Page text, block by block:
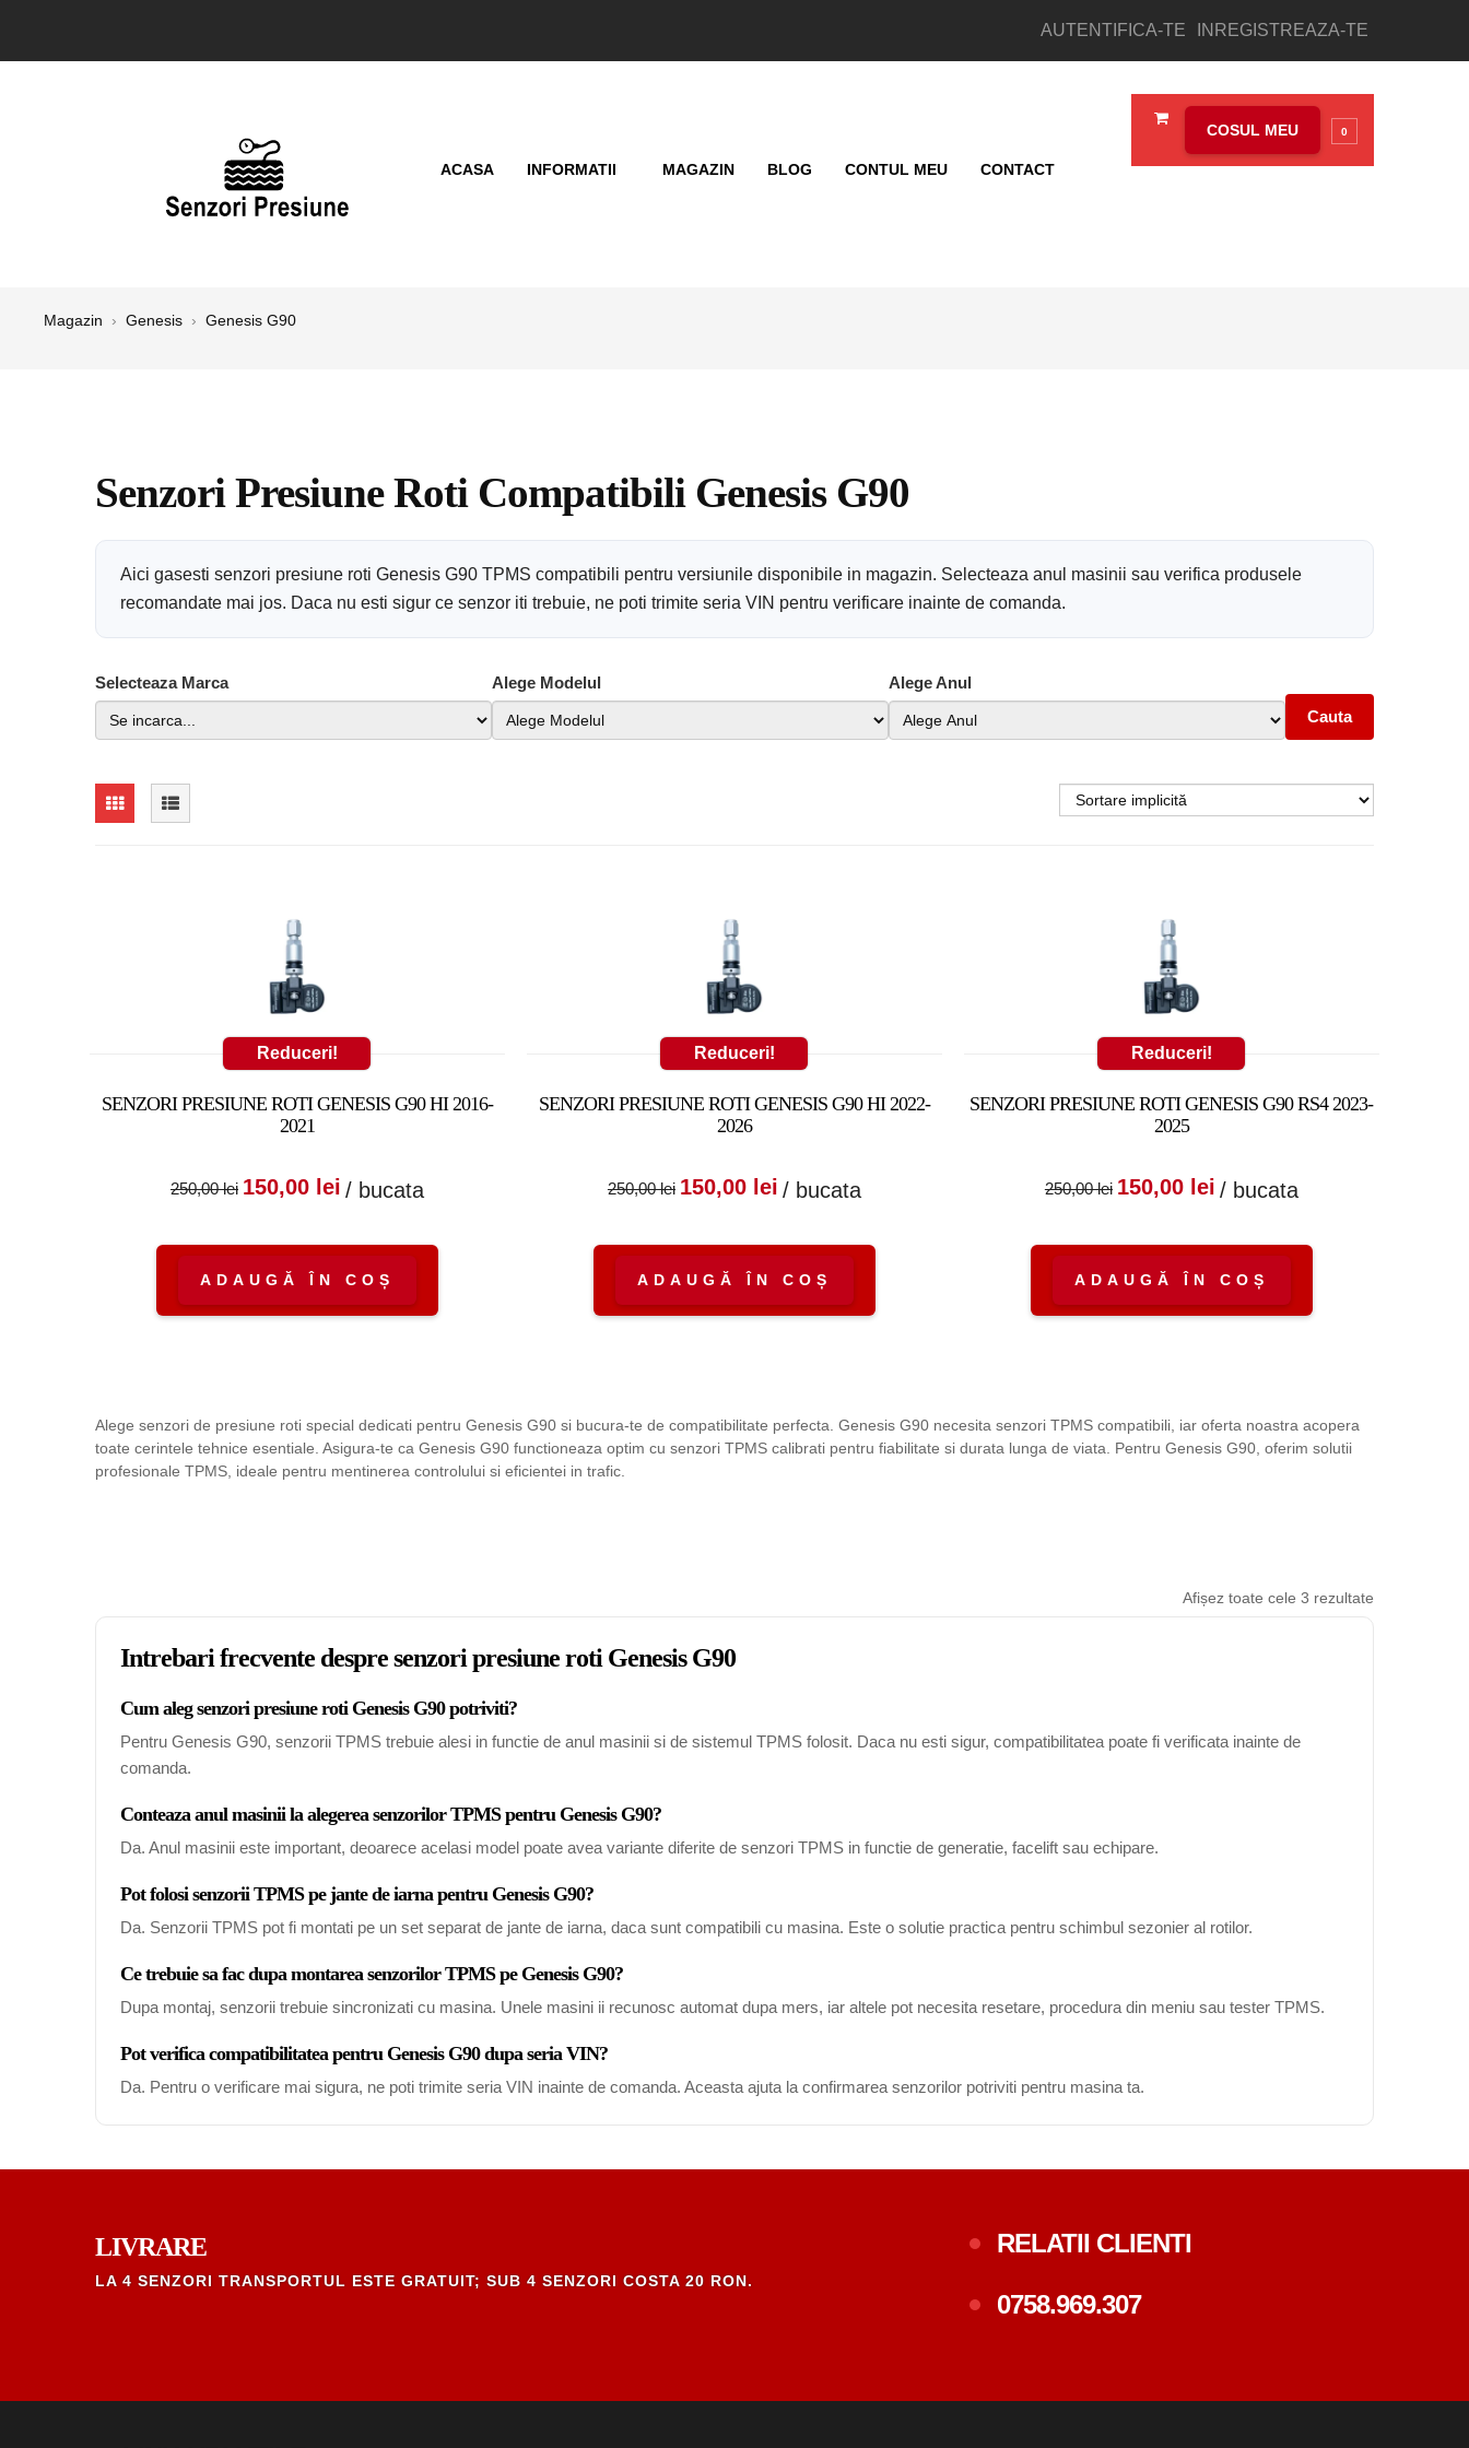
AUTENTIFICA-TE INREGISTREAZA-TE
COSUL MEU 0
ACASA INFORMATII MAGAZIN BLOG CONTUL MEU CONTACT
Magazin › Genesis › Genesis G90
Senzori Presiune Roti Compatibili Genesis G90
Aici gasesti senzori presiune roti Genesis G90 TPMS compatibili pentru versiunile disponibile in magazin. Selecteaza anul masinii sau verifica produsele
recomandate mai jos. Daca nu esti sigur ce senzor iti trebuie, ne poti trimite seria VIN pentru verificare inainte de comanda.
Selecteaza Marca Alege Modelul
Alege Anul
Cauta
Reduceri!
SENZORI PRESIUNE ROTI GENESIS G90 HI 2016-
2021
250,00lei
Prețul inițial a fost:
150,00 lei Prețul curent
150,00 lei.
/ bucata
ADAUGĂ ÎN COȘ
Reduceri!
SENZORI PRESIUNE ROTI GENESIS G90 HI 2022-
2026
250,00lei
Prețul inițial a fost:
150,00 lei Prețul curent
150,00 lei.
/ bucata
ADAUGĂ ÎN COȘ
Reduceri!
SENZORI PRESIUNE ROTI GENESIS G90 RS4 2023-
2025
250,00lei
Prețul inițial a fost:
150,00 lei Prețul curent
150,00 lei.
/ bucata
ADAUGĂ ÎN COȘ
Alege senzori de presiune roti special dedicati pentru Genesis G90 si bucura-te de compatibilitate perfecta. Genesis G90 necesita senzori TPMS compatibili, iar oferta noastra acopera
toate cerintele tehnice esentiale. Asigura-te ca Genesis G90 functioneaza optim cu senzori TPMS calibrati pentru fiabilitate si durata lunga de viata. Pentru Genesis G90, oferim solutii
profesionale TPMS, ideale pentru mentinerea controlului si eficientei in trafic.
Afișez toate cele 3 rezultate
Intrebari frecvente despre senzori presiune roti Genesis G90
Cum aleg senzori presiune roti Genesis G90 potriviti?
Pentru Genesis G90, senzorii TPMS trebuie alesi in functie de anul masinii si de sistemul TPMS folosit. Daca nu esti sigur, compatibilitatea poate fi verificata inainte de
comanda.
Conteaza anul masinii la alegerea senzorilor TPMS pentru Genesis G90?
Da. Anul masinii este important, deoarece acelasi model poate avea variante diferite de senzori TPMS in functie de generatie, facelift sau echipare.
Pot folosi senzorii TPMS pe jante de iarna pentru Genesis G90?
Da. Senzorii TPMS pot fi montati pe un set separat de jante de iarna, daca sunt compatibili cu masina. Este o solutie practica pentru schimbul sezonier al rotilor.
Ce trebuie sa fac dupa montarea senzorilor TPMS pe Genesis G90?
Dupa montaj, senzorii trebuie sincronizati cu masina. Unele masini ii recunosc automat dupa mers, iar altele pot necesita resetare, procedura din meniu sau tester TPMS.
Pot verifica compatibilitatea pentru Genesis G90 dupa seria VIN?
Da. Pentru o verificare mai sigura, ne poti trimite seria VIN inainte de comanda. Aceasta ajuta la confirmarea senzorilor potriviti pentru masina ta.
LIVRARE
LA 4 SENZORI TRANSPORTUL ESTE GRATUIT; SUB 4 SENZORI COSTA 20 RON.
RELATII CLIENTI
0758.969.307